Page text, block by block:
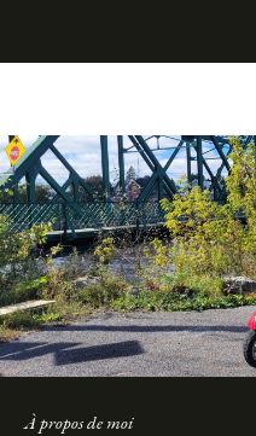
À propos de moi